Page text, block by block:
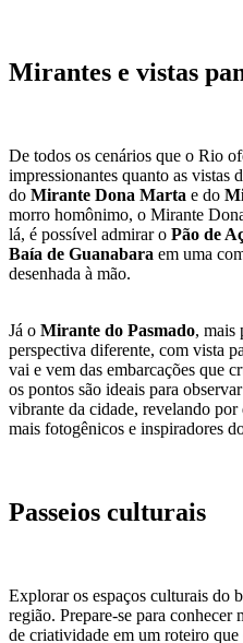
Mirantes e vistas
De todos os cenários que o Rio
impressionantes quanto as vistas
do Mirante Dona Marta e do
morro homônimo, o Mirante
lá, é possível admirar o Pão de
Baía de Guanabara em uma
desenhada à mão.
Já o Mirante do Pasmado, mais
perspectiva diferente, com vista
vai e vem das embarcações que
os pontos são ideais para
vibrante da cidade, revelando
mais fotogênicos e inspiradores
Passeios culturais
Explorar os espaços culturais do
região. Prepare-se para conhecer
de criatividade em um roteiro